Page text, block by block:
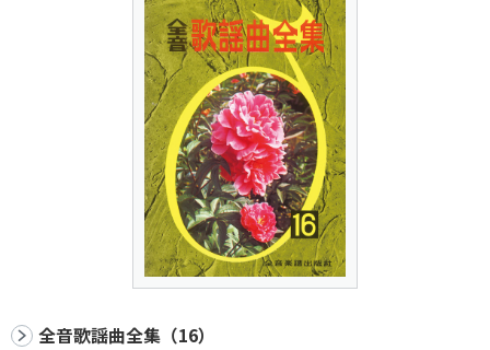
全音歌謡曲全集（16）